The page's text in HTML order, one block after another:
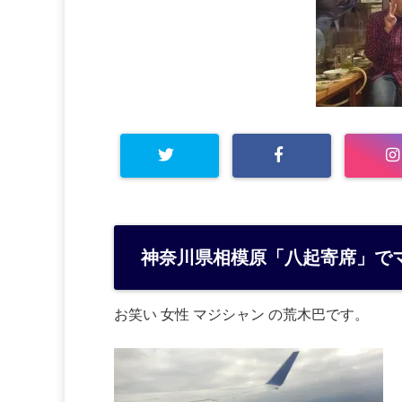
神奈川県相模原「八起寄席」で
お笑い 女性 マジシャン の荒木巴です。